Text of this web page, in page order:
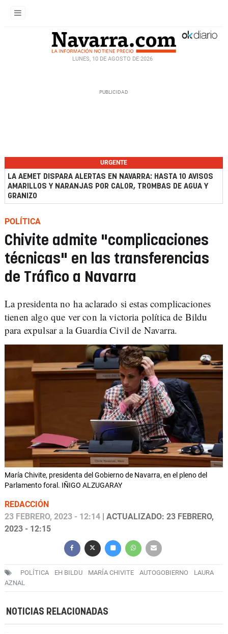
LUNES, 10 DE AGOSTO DE 2026
URGENTE
LA AEMET DISPARA ALERTAS EN NAVARRA: HASTA 10 AVISOS
AMARILLOS Y NARANJAS POR CALOR, TROMBAS DE AGUA Y
GRANIZO
POLÍTICA
Chivite admite "complicaciones
técnicas" en las transferencias
de Tráfico a Navarra
La presidenta no ha aclarado si estas complicaciones
tienen algo que ver con la victoria política de Bildu
para expulsar a la Guardia Civil de Navarra.
María Chivite, presidenta del Gobierno de Navarra, en el pleno del
Parlamento foral. IÑIGO ALZUGARAY
REDACCIÓN
23 FEBRERO, 2023 - 12:14 | ACTUALIZADO: 23 FEBRERO,
2023 - 12:15
POLÍTICA EH BILDU MARÍA CHIVITE AUTOGOBIERNO
LAURA
AZNAL
NOTICIAS RELACIONADAS